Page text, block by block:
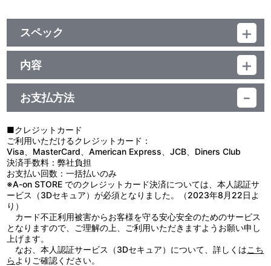
スペック
品番：TU-12042
ジャンル：その他
素材：合成皮革、ポリエステル、鉄
サイズ：約 W150mm×H105mm×D7mm
生産国：中国
内容
【使用上の注意】
●本来の用途以外で使用しないでください。
●思わぬ事故のおそれがありますので、乳幼児または小さなお子様
●火気や熱源に近づけないでください。
●過度に重いものや、とがったものを入れたり、無理に詰め込むと
破損の原因になりますのでお避けください。
●濡れたり湿った状態での使用や摩擦により色落ちや色移りのおそ
れがありますのでご注意ください。濡れた場合は、よく拭き取り、
形を整えた上で陰干ししてください。
●洗濯はできません。汚れた場合は水または薄めた中性洗剤を含ま
せ、固く絞った布でやさしく拭いてください。塩素系洗剤、漂白剤
の使用はお避けください。
●アイロンはお避けください。
●ベンジンやシンナーなどの溶剤やアルコールの使用や付着は、変
色や変形の原因になりますのでお避けください。
●高温多湿を避け、風通しの良い場所で保管してください。
お支払方法
■クレジットカード
ご利用いただけるクレジットカード：
Visa、MasterCard、American Express、JCB、Diners Club
決済手数料：弊社負担
お支払い回数：一括払いのみ
※A-on STORE でのクレジットカード決済については、本人認証サ
ービス（3Dセキュア）が必須となりました。（2023年8月22日よ
り）
カード不正利用被害からお客様を守る安心安全のためのサービス
となりますので、ご理解の上、ご利用いただきますようお願い申し
上げます。
なお、本人認証サービス（3Dセキュア）について、詳しくはこち
ら よりご確認ください。